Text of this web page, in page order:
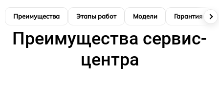
Преимущества Этапы работ Модели Гарантия
Преимущества сервис-
центра